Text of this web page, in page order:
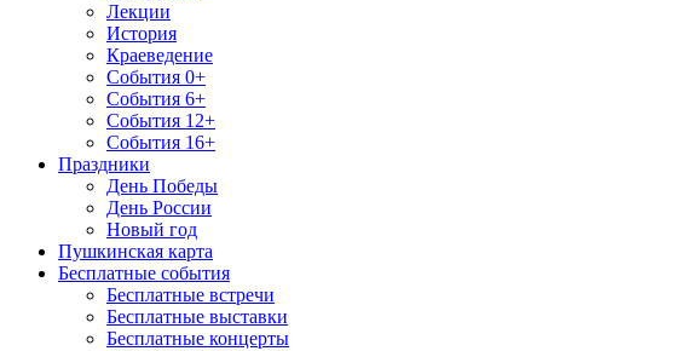
Лекции
История
Краеведение
События 0+
События 6+
События 12+
События 16+
Праздники
День Победы
День России
Новый год
Пушкинская карта
Бесплатные события
Бесплатные встречи
Бесплатные выставки
Бесплатные концерты